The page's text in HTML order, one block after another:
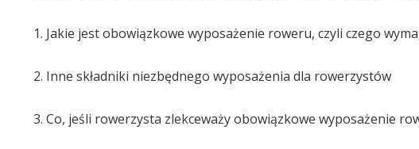
1. Jakie jest obowiązkowe wyposażenie roweru, czyli czego
2. Inne składniki niezbędnego wyposażenia dla rowerzystów
3. Co, jeśli rowerzysta zlekceważy obowiązkowe wyposażenie